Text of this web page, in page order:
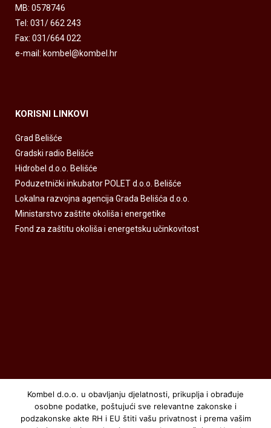
MB: 0578746
Tel: 031/ 662 243
Fax: 031/664 022
e-mail: kombel@kombel.hr
KORISNI LINKOVI
Grad Belišće
Gradski radio Belišće
Hidrobel d.o.o. Belišće
Poduzetnički inkubator POLET d.o.o. Belišće
Lokalna razvojna agencija Grada Belišća d.o.o.
Ministarstvo zaštite okoliša i energetike
Fond za zaštitu okoliša i energetsku učinkovitost
Kombel d.o.o. u obavljanju djelatnosti, prikuplja i obrađuje
osobne podatke, poštujući sve relevantne zakonske i
podzakonske akte RH i EU štiti vašu privatnost i prema vašim